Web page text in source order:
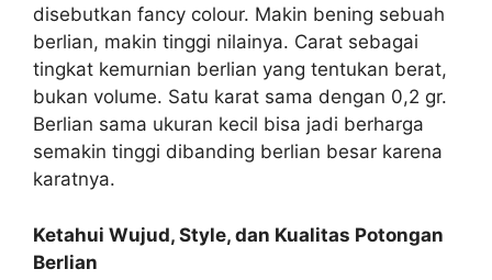
disebutkan fancy colour. Makin bening sebuah
berlian, makin tinggi nilainya. Carat sebagai
tingkat kemurnian berlian yang tentukan berat,
bukan volume. Satu karat sama dengan 0,2 gr.
Berlian sama ukuran kecil bisa jadi berharga
semakin tinggi dibanding berlian besar karena
karatnya.
Ketahui Wujud, Style, dan Kualitas Potongan
Berlian